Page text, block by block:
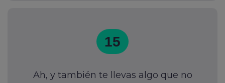
15
Ah, y también te llevas algo que no